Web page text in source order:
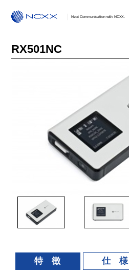
Next Communication with NCXX.
RX501NC
特 徴 仕 様